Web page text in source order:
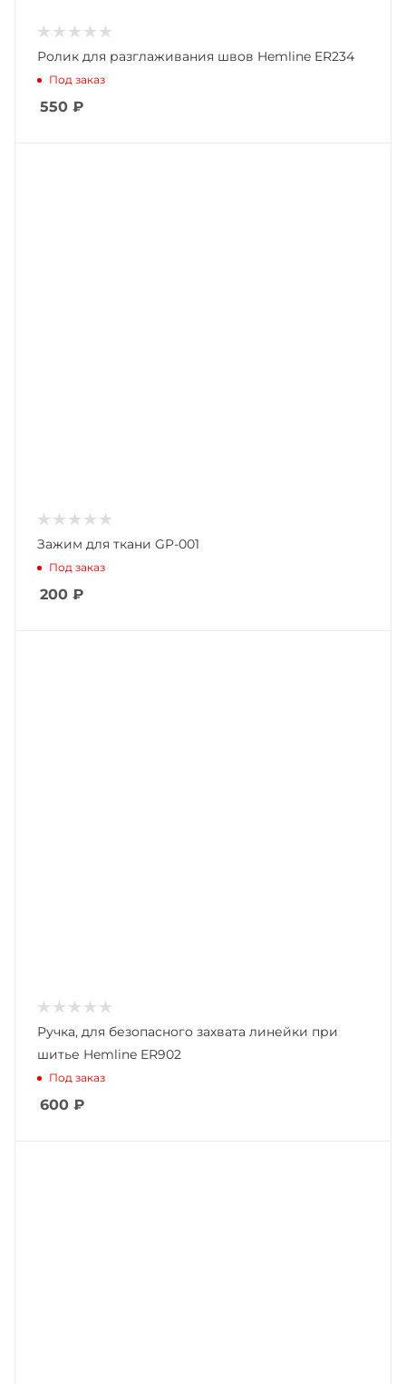
Ролик для разглаживания швов Hemline ER234
Под заказ
550 ₽
Зажим для ткани GP-001
Под заказ
200 ₽
Ручка, для безопасного захвата линейки при
шитье Hemline ER902
Под заказ
600 ₽